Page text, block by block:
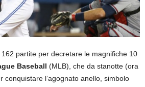
partite per decretare le magnifiche 10
Baseball (MLB), che da stanotte (ora
conquistare l’agognato anello, simbolo